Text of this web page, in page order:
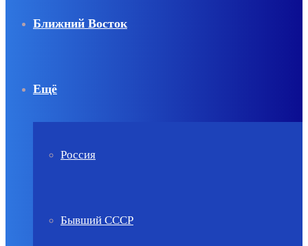
Ближний Восток
Ещё
Россия
Бывший СССР